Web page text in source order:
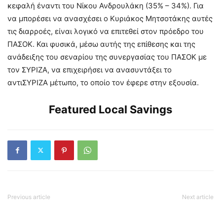
κεφαλή έναντι του Νίκου Ανδρουλάκη (35% – 34%). Για
να μπορέσει να ανασχέσει ο Κυριάκος Μητσοτάκης αυτές
τις διαρροές, είναι λογικό να επιτεθεί στον πρόεδρο του
ΠΑΣΟΚ. Και φυσικά, μέσω αυτής της επίθεσης και της
ανάδειξης του σεναρίου της συνεργασίας του ΠΑΣΟΚ με
τον ΣΥΡΙΖΑ, να επιχειρήσει να ανασυντάξει το
αντιΣΥΡΙΖΑ μέτωπο, το οποίο τον έφερε στην εξουσία.
Featured Local Savings
Previous article Next article